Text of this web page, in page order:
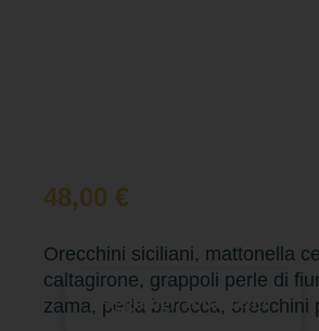
48,00 €
Orecchini siciliani, mattonella
caltagirone, grappoli perle di
zama, perla barocca, orecchini
Aggiungi al carrello